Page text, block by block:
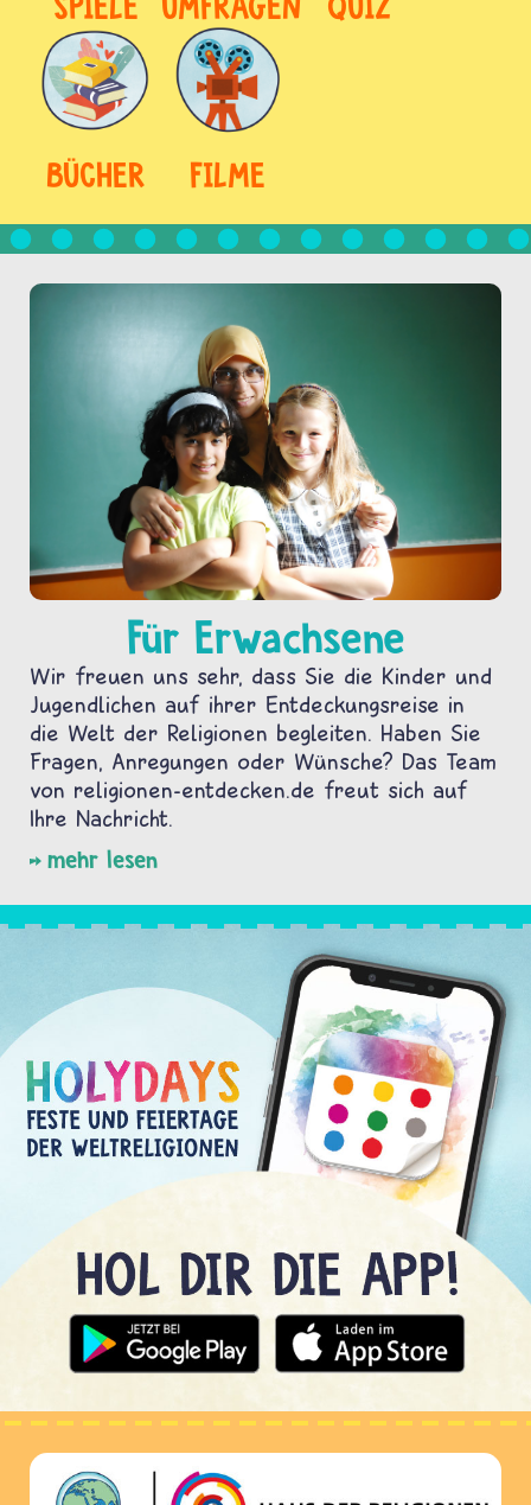
BÜCHER FILME
Für Erwachsene
Wir freuen uns sehr, dass Sie die Kinder und
Jugendlichen auf ihrer Entdeckungsreise in
die Welt der Religionen begleiten. Haben Sie
Fragen, Anregungen oder Wünsche? Das Team
von religionen-entdecken.de freut sich auf
Ihre Nachricht.
mehr lesen